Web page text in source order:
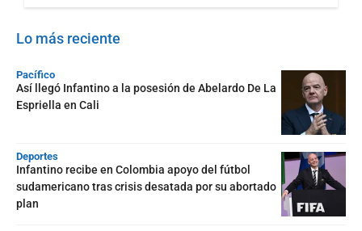
Lo más reciente
Pacífico
Así llegó Infantino a la posesión de Abelardo De La
Espriella en Cali
Deportes
Infantino recibe en Colombia apoyo del fútbol
sudamericano tras crisis desatada por su abortado
plan